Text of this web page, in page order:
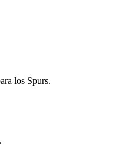
los Spurs.